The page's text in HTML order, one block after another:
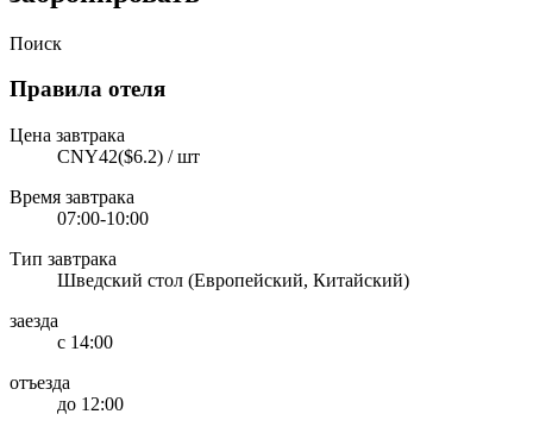
Поиск
Правила отеля
Цена завтрака
CNY42($6.2) / шт
Время завтрака
07:00-10:00
Тип завтрака
Шведский стол (Европейский, Китайский)
заезда
с 14:00
отъезда
до 12:00